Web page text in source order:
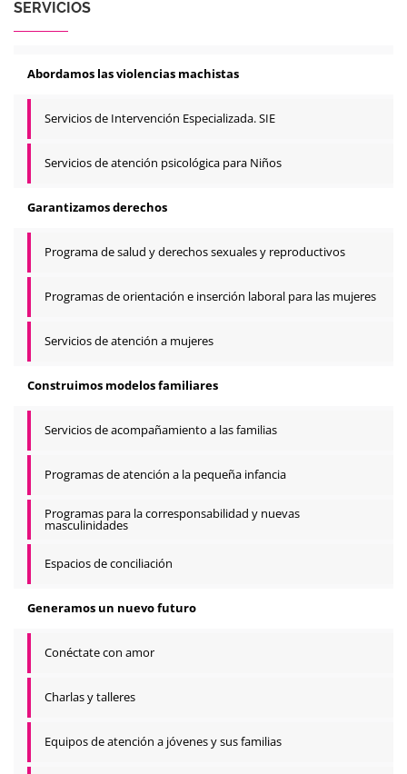
SERVICIOS
Abordamos las violencias machistas
Servicios de Intervención Especializada. SIE
Servicios de atención psicológica para Niños
Garantizamos derechos
Programa de salud y derechos sexuales y reproductivos
Programas de orientación e inserción laboral para las mujeres
Servicios de atención a mujeres
Construimos modelos familiares
Servicios de acompañamiento a las familias
Programas de atención a la pequeña infancia
Programas para la corresponsabilidad y nuevas
masculinidades
Espacios de conciliación
Generamos un nuevo futuro
Conéctate con amor
Charlas y talleres
Equipos de atención a jóvenes y sus familias